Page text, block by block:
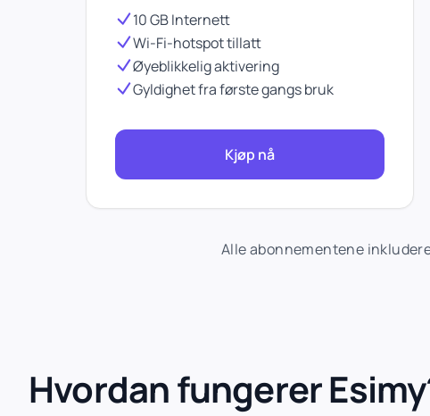
10 GB Internett
Wi-Fi-hotspot tillatt
Øyeblikkelig aktivering
Gyldighet fra første gangs bruk
Kjøp nå
Alle abonnementene
Hvordan fungerer